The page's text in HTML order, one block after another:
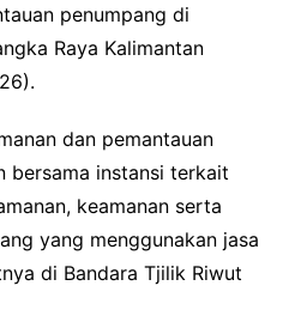
penumpang di
Raya Kalimantan
dan pemantauan
bersama instansi terkait
keamanan serta
yang menggunakan jasa
di Bandara Tjilik Riwut